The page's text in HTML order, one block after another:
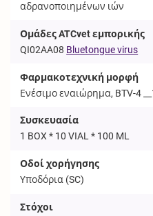
αδρανοποιημένων ιών
Ομάδες ATCvet εμπορικής
QI02AA08 Bluetongue virus
Φαρμακοτεχνική μορφή
Ενέσιμο εναιώρημα, BTV-4
Συσκευασία
1 BOX * 10 VIAL * 100 ML
Οδοί χορήγησης
Υποδόρια (SC)
Στόχοι